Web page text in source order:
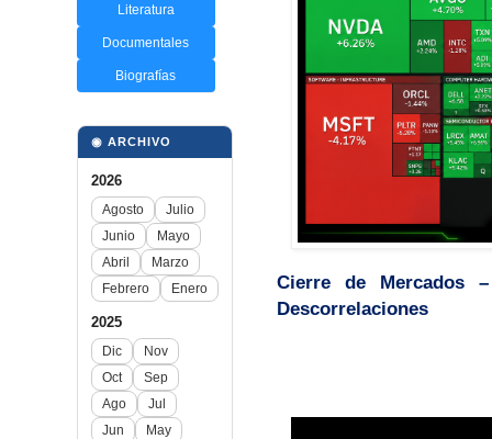
Cierre de Mercados
Descorrelaciones
Literatura
Documentales
Biografías
◉ ARCHIVO
2026
Agosto
Julio
Junio
Mayo
Abril
Marzo
Febrero
Enero
2025
Dic
Nov
Oct
Sep
Ago
Jul
Jun
May